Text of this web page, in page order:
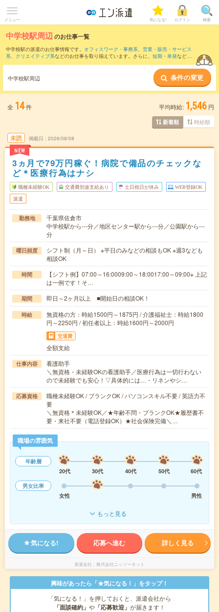
メニュー 気になる! ログイン 検索
中学校駅周辺のお仕事一覧
中学校駅の派遣のお仕事情報です。 オフィスワーク・事務系、 営業・販売・サービス
系、 クリエイティブ系などのお仕事を取り揃えています。さらに、 短期 ・ 単発などの
また、千葉駅・ 八千代緑が丘駅など近隣駅の
お仕事もご確認いただけます。
中学校駅周辺 条件の変更
全 14件 平均時給: 1,546 円
新着順 時給順
未読
NEW
掲載日 2026/08/08
3ヵ月で79万円稼ぐ！病院で備品のチェックな
ど＊医療行為はナシ
職種未経験OK 交通費別途支給あり 土日祝日が休み WEB登録OK
派遣
勤務地
千葉県佐倉市
中学校駅から---分／地区センター駅から---分／公園駅から---
分
曜日頻度
シフト制（月～日） ※平日のみなどの相談もOK ※週3なども
相談OK
時間
【シフト例】07:00～16:0009:00～18:0017:00～09:00※ 上記
は一例です！そ…
期間 即日～2ヶ月以上 ■開始日の相談OK！
時給
無資格の方：時給1500円～1875円 / 介護福祉士：時給1800
円～2250円 / 初任者以上：時給1600円～2000円
交通費
全額支給
仕事内容
看護助手
＼無資格・未経験OKの看護助手／医療行為は一切行わない
ので未経験でも安心！▽具体的には…・リネンやシ…
応募資格
職種未経験OK / ブランクOK / パソコンスキル不要 / 英語力不
要
＼無資格＊未経験OK／★年齢不問・ブランクOK★履歴書不
要・来社不要（電話登録OK）★社会保険完備＼…
職場の雰囲気
年齢層
20代
30代 40代 50代
60代
男女比率
女性
男性
もっと見る
気になる! 応募へ進む 詳しく見る
派遣会社 株式会社ニッソーネット
興味があったら「★気になる！」をタップ！
「気になる！」を押しておくと、派遣会社から
「面談確約」 や 「応募歓迎」 が届きます！